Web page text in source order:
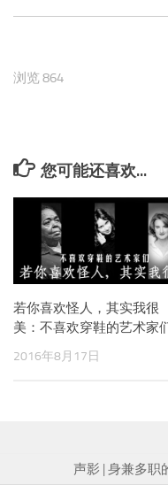
浏览 864
您可能还喜欢...
若你喜欢怪人，其实我很
美：不喜欢穿鞋的艺术家
2016年8月17日
声影 | 身兼多职